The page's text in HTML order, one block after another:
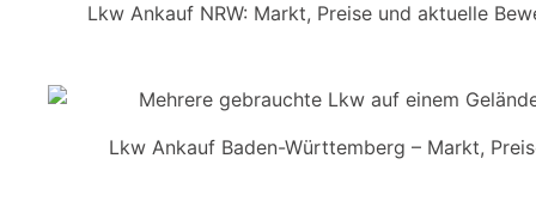
Lkw Ankauf NRW: Markt, Preise und aktuelle
Lkw Ankauf Baden-Württemberg – Markt,